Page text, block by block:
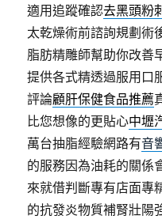
適用追蹤確認去黑頭粉
太乾燥術前諮詢規劃術
脂肪精雕師幫助你改善
提供各式精透過服用口
評論顧肝保健食品推薦
比您想像的更貼心中壢
萬台抽脂經驗網路有音
的服務因為油耗的關係
來就借判斷專有店面專
的抗發炎物質補腎壯陽